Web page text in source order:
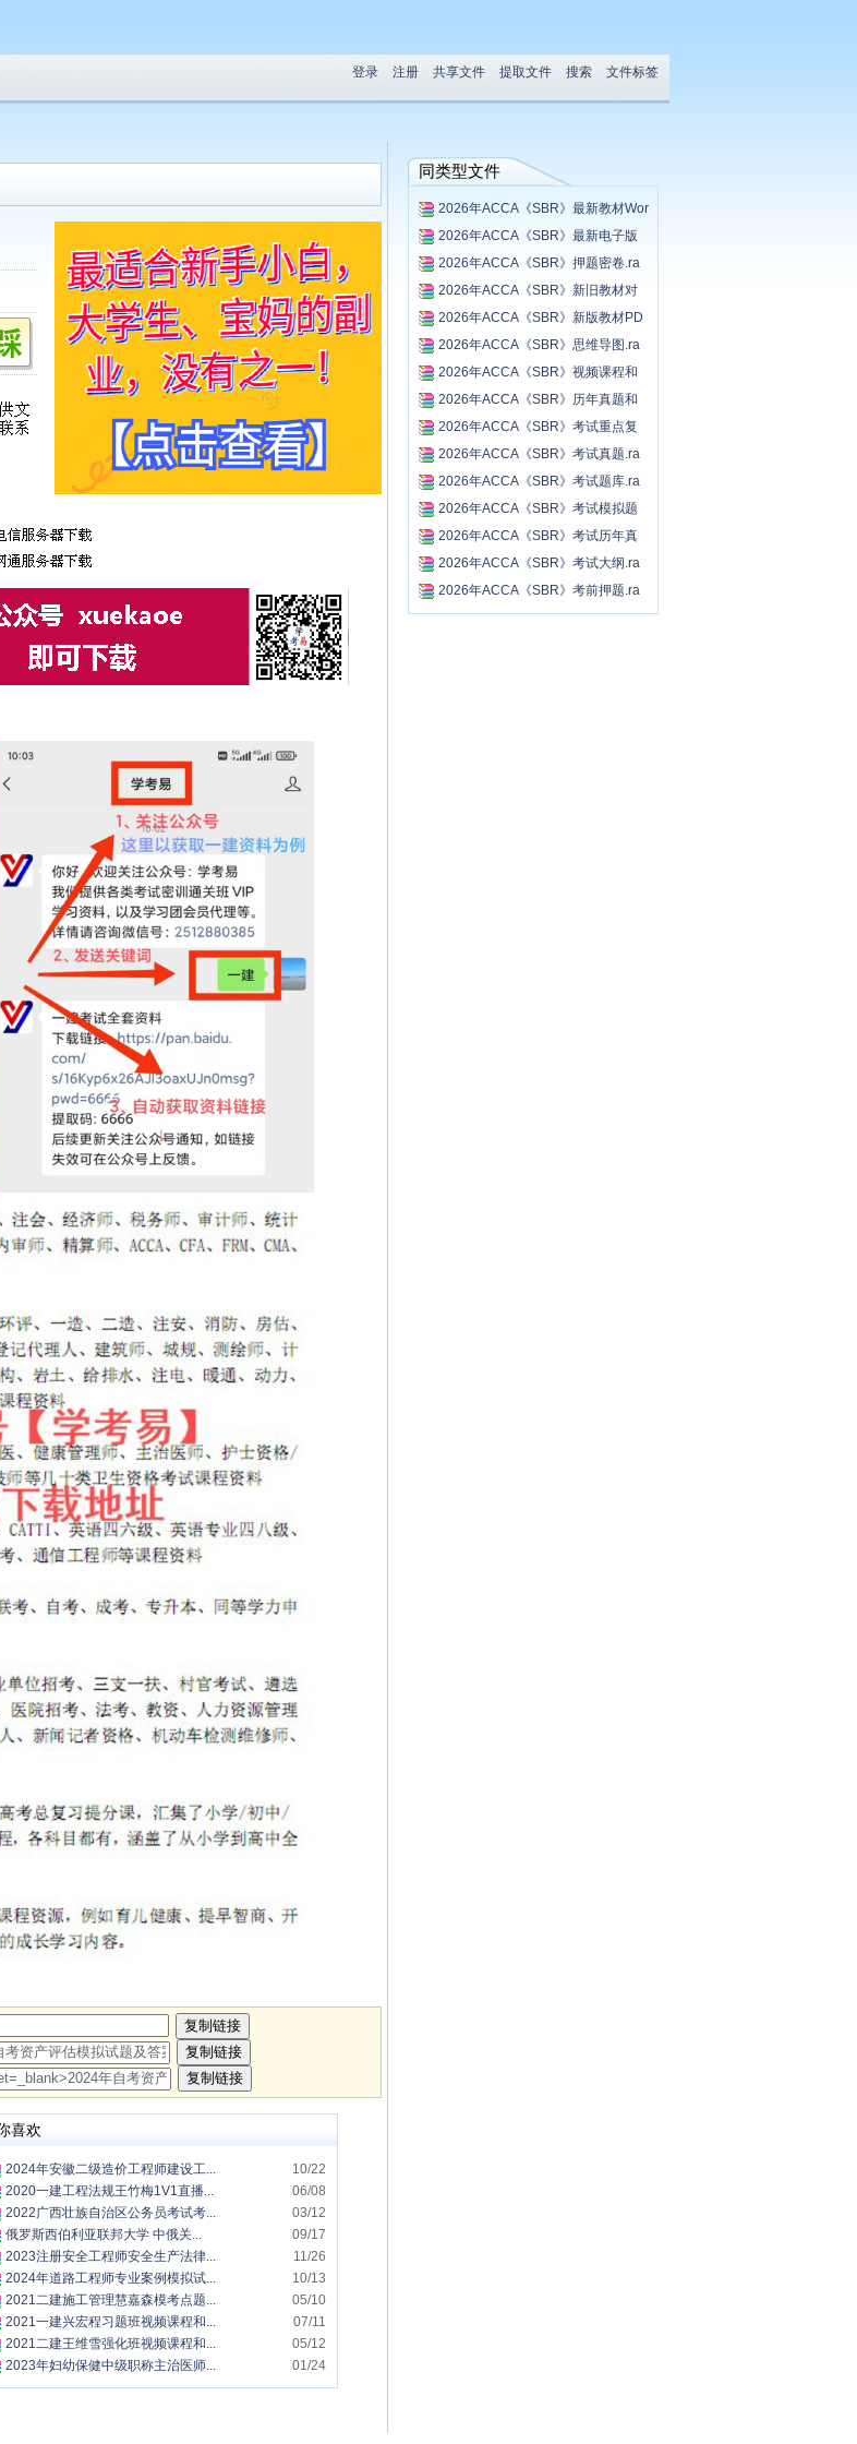
登录 注册 共享文件 提取文件 搜索 文件标签
喜欢
10/22
2024年安徽二级造价工程师建设工...
06/08
2020一建工程法规王竹梅1V1直播...
03/12
2022广西壮族自治区公务员考试考...
09/17
俄罗斯西伯利亚联邦大学 中俄关...
11/26
2023注册安全工程师安全生产法律...
10/13
2024年道路工程师专业案例模拟试...
05/10
2021二建施工管理慧嘉森模考点题...
07/11
2021一建兴宏程习题班视频课程和...
05/12
2021二建王维雪强化班视频课程和...
01/24
2023年妇幼保健中级职称主治医师...
同类型文件
2026年ACCA《SBR》最新教材Wor
d... 2026年ACCA《SBR》最新电子版
习...2026年ACCA《SBR》押题密卷.ra
r... 2026年ACCA《SBR》新旧教材对
比...2026年ACCA《SBR》新版教材PD
F.r...2026年ACCA《SBR》思维导图.ra
r... 2026年ACCA《SBR》视频课程和
讲...2026年ACCA《SBR》历年真题和
答...2026年ACCA《SBR》考试重点复
习...2026年ACCA《SBR》考试真题.ra
r... 2026年ACCA《SBR》考试题库.ra
r... 2026年ACCA《SBR》考试模拟题
及...2026年ACCA《SBR》考试历年真
题...2026年ACCA《SBR》考试大纲.ra
r... 2026年ACCA《SBR》考前押题.ra
r...